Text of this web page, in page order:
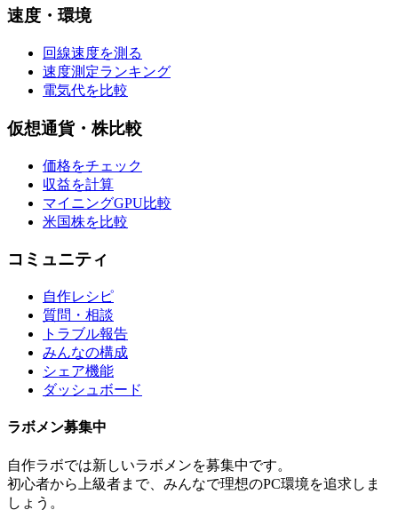
速度・環境
回線速度を測る
速度測定ランキング
電気代を比較
仮想通貨・株比較
価格をチェック
収益を計算
マイニングGPU比較
米国株を比較
コミュニティ
自作レシピ
質問・相談
トラブル報告
みんなの構成
シェア機能
ダッシュボード
ラボメン募集中
自作ラボでは新しいラボメンを募集中です。
初心者から上級者まで、みんなで理想のPC環境を追求しま
しょう。